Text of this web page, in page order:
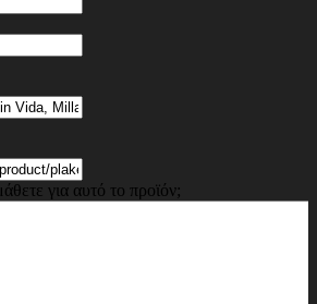
για αυτό το προϊόν;